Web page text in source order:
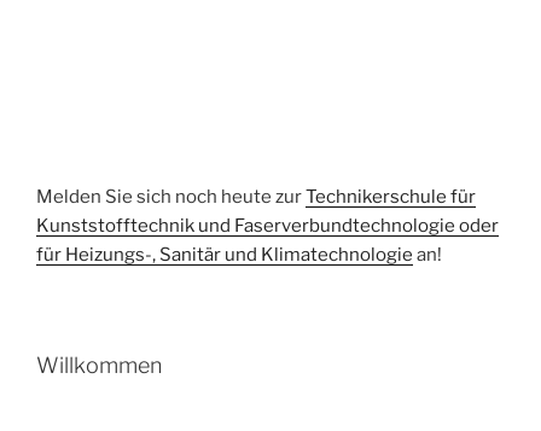
Melden Sie sich noch heute zurTechnikerschule für
Kunststofftechnik und Faserverbundtechnologie oder
für Heizungs-, Sanitär und Klimatechnologie an!
Willkommen